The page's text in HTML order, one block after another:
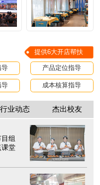
提供6大开店帮扶
导 产品定位指导
导 成本核算指导
行业动态 杰出校友
组
课堂